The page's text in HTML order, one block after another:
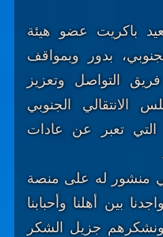
باكريت عضو هيئة
بدور وبمواقف
فريق التواصل وتعزيز
الانتقالي الجنوبي
التي تعبر عن عادات
منشور له على منصة
بين أهلنا وأحبابنا
جزيل الشكر